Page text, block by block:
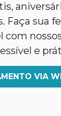
Faça sua
com
e
VIA